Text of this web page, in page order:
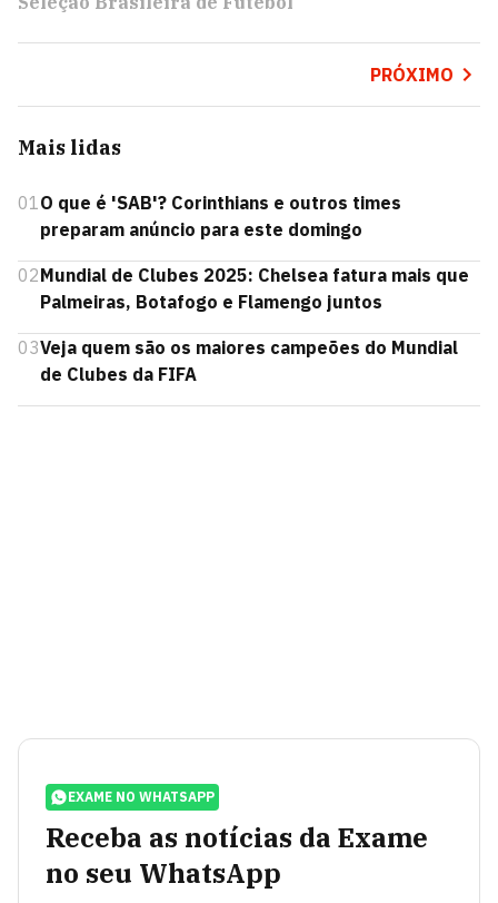
PRÓXIMO
Mais lidas
01O que é 'SAB'? Corinthians e outros times
preparam anúncio para este domingo
02Mundial de Clubes 2025: Chelsea fatura mais que
Palmeiras, Botafogo e Flamengo juntos
03Veja quem são os maiores campeões do Mundial
de Clubes da FIFA
EXAME NO WHATSAPP
Receba as notícias da Exame
no seu WhatsApp